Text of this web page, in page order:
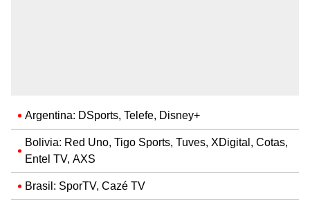
Argentina: DSports, Telefe, Disney+
Bolivia: Red Uno, Tigo Sports, Tuves, XDigital, Cotas,
Entel TV, AXS
Brasil: SporTV, Cazé TV